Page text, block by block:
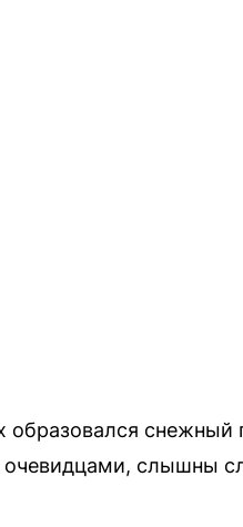
снежный
слышны